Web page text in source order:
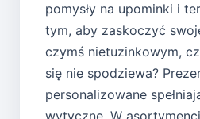
pomysły na upominki i
tym, aby zaskoczyć
czymś nietuzinkowym,
się nie spodziewa?
personalizowane